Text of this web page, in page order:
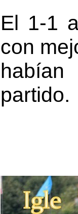
El 1-1
con
partido.